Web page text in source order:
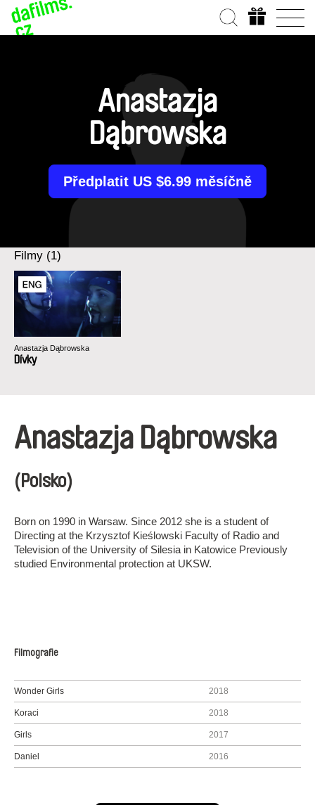
Anastazja
Dąbrowska
Předplatit US $6.99 měsíčně
Filmy (1)
Anastazja Dąbrowska
Dívky
Anastazja Dąbrowska
(Polsko)
Born on 1990 in Warsaw. Since 2012 she is a student of
Directing at the Krzysztof Kieślowski Faculty of Radio and
Television of the University of Silesia in Katowice Previously
studied Environmental protection at UKSW.
Filmografie
Wonder Girls 2018
Koraci 2018
Girls 2017
Daniel 2016